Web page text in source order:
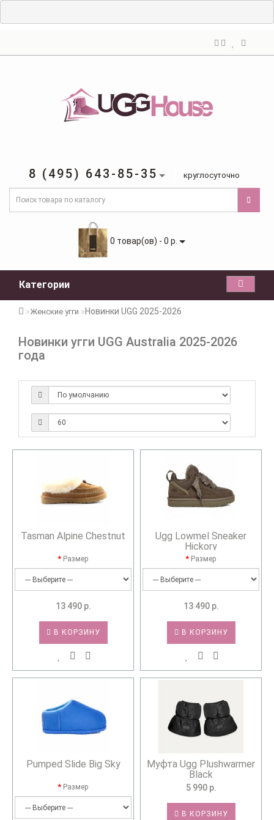
8 (495) 643-85-35 круглосуточно
0 товар(ов) - 0 р.
Категории
Женские угги Новинки UGG 2025-2026
Новинки угги UGG Australia 2025-2026
года
Tasman Alpine Chestnut
Размер
13 490 р.
В КОРЗИНУ
Ugg Lowmel Sneaker
Hickory
Размер
13 490 р.
В КОРЗИНУ
Pumped Slide Big Sky
Размер
Муфта Ugg Plushwarmer
Black
5 990 р.
В КОРЗИНУ